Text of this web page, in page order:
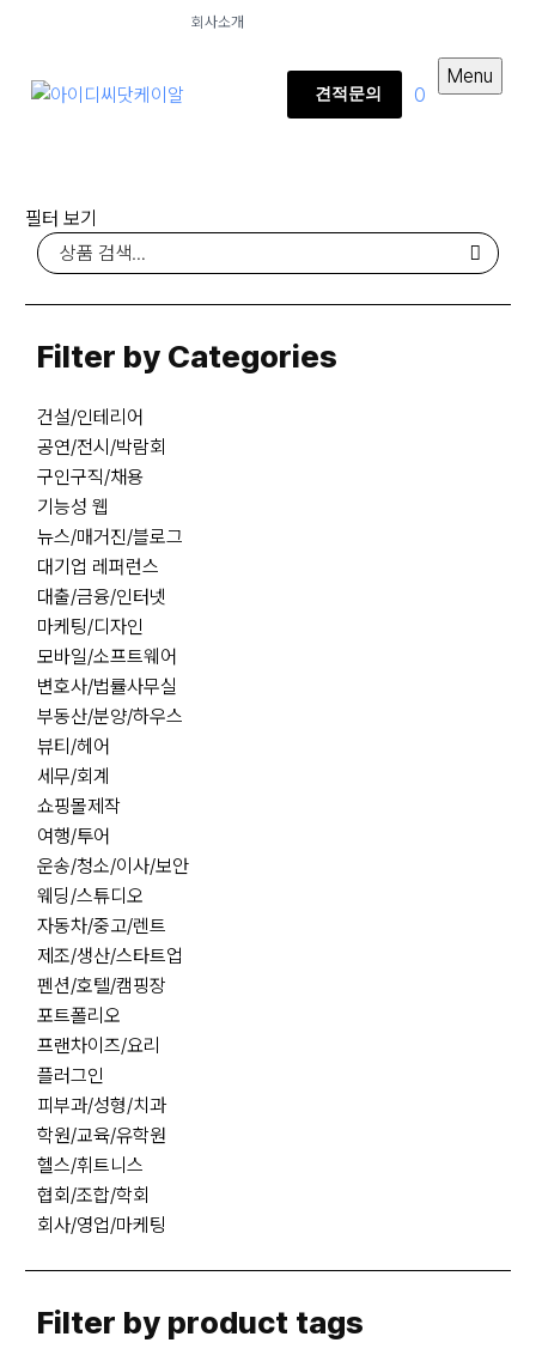
회사소개
견적문의 0
Menu
필터 보기
Filter by Categories
건설/인테리어
공연/전시/박람회
구인구직/채용
기능성 웹
뉴스/매거진/블로그
대기업 레퍼런스
대출/금융/인터넷
마케팅/디자인
모바일/소프트웨어
변호사/법률사무실
부동산/분양/하우스
뷰티/헤어
세무/회계
쇼핑몰제작
여행/투어
운송/청소/이사/보안
웨딩/스튜디오
자동차/중고/렌트
제조/생산/스타트업
펜션/호텔/캠핑장
포트폴리오
프랜차이즈/요리
플러그인
피부과/성형/치과
학원/교육/유학원
헬스/휘트니스
협회/조합/학회
회사/영업/마케팅
Filter by product tags